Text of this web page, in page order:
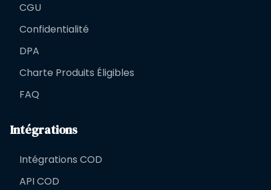
CGU
Confidentialité
DPA
Charte Produits Éligibles
FAQ
Intégrations
Intégrations COD
API COD